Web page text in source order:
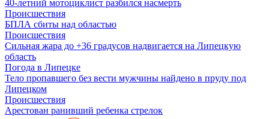
40-летний мотоциклист разбился насмерть
Происшествия
БПЛА сбиты над областью
Происшествия
Сильная жара до +36 градусов надвигается на Липецкую
область
Погода в Липецке
Тело пропавшего без вести мужчины найдено в пруду под
Липецком
Происшествия
Арестован ранивший ребенка стрелок